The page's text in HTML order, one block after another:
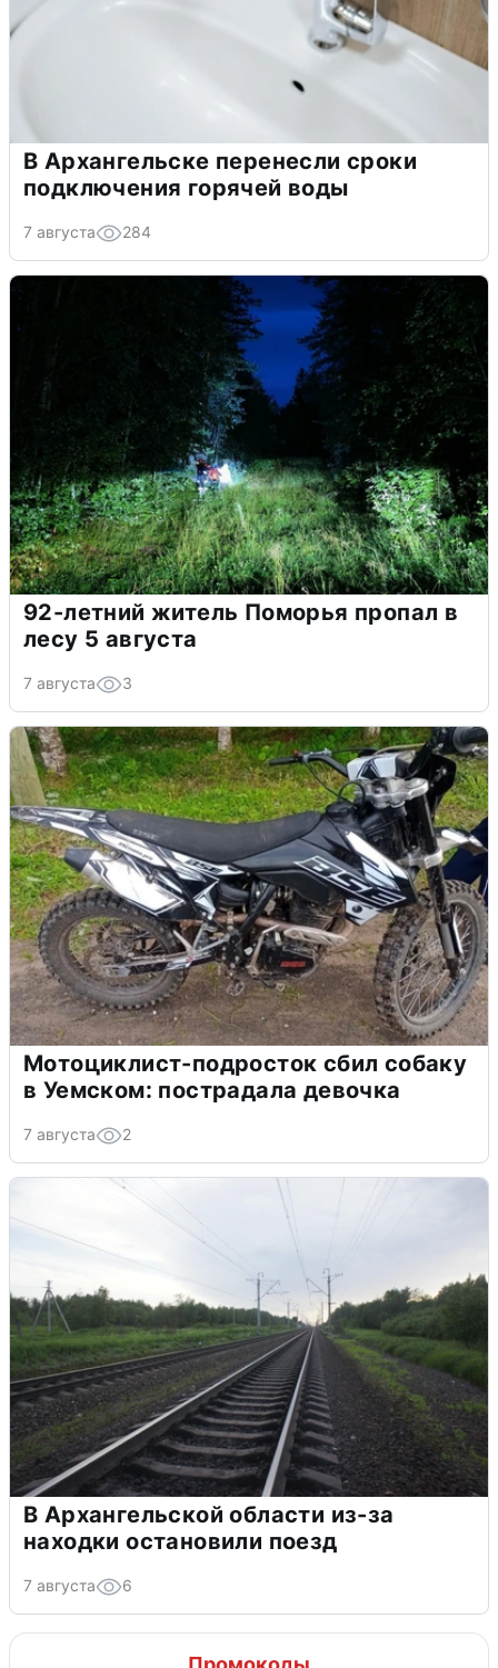
В Архангельске перенесли сроки
подключения горячей воды
7 августа 284
92-летний житель Поморья пропал в
лесу 5 августа
7 августа 3
Мотоциклист-подросток сбил собаку
в Уемском: пострадала девочка
7 августа 2
В Архангельской области из-за
находки остановили поезд
7 августа 6